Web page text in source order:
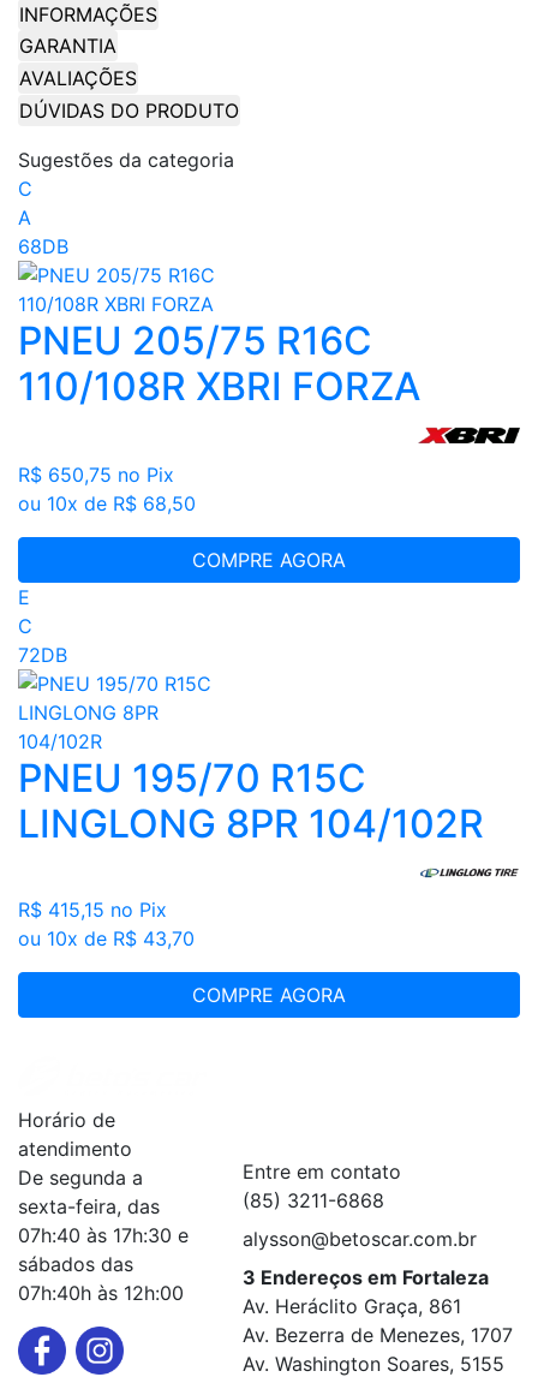
INFORMAÇÕES
GARANTIA
AVALIAÇÕES
DÚVIDAS DO PRODUTO
Sugestões da categoria
C
A
68DB
PNEU 205/75 R16C
110/108R XBRI FORZA
R$ 650,75 no Pix
ou 10x de R$ 68,50
COMPRE AGORA
E
C
72DB
PNEU 195/70 R15C
LINGLONG 8PR 104/102R
R$ 415,15 no Pix
ou 10x de R$ 43,70
COMPRE AGORA
Horário de
atendimento
De segunda a
sexta-feira, das
07h:40 às 17h:30 e
sábados das
07h:40h às 12h:00
Entre em contato
(85) 3211-6868
alysson@betoscar.com.br
3 Endereços em Fortaleza
Av. Heráclito Graça, 861
Av. Bezerra de Menezes, 1707
Av. Washington Soares, 5155